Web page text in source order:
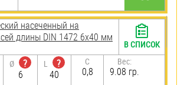
насеченный на
длины DIN 1472 6х40 мм
Ø
?
6
L
?
40
C
0,8
Вес:
9.08 гр.
В СПИСОК